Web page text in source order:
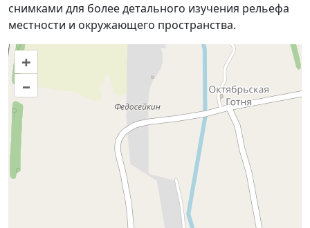
снимками для более детального изучения рельефа
местности и окружающего пространства.
+
–